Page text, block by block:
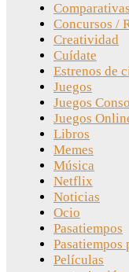
Comparativas
Concursos /
Creatividad
Cuídate
Estrenos de
Juegos
Juegos
Juegos
Libros
Memes
Música
Netflix
Noticias
Ocio
Pasatiempos
Pasatiempos
Películas